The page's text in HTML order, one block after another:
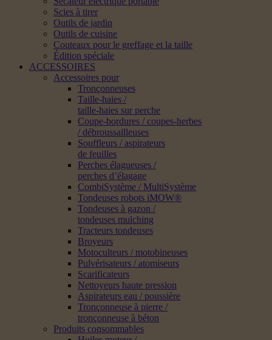
Scies à tirer
Outils de jardin
Outils de cuisine
Couteaux pour le greffage et la taille
Édition spéciale
ACCESSOIRES
Accessoires pour
Tronçonneuses
Taille-haies /
taille-haies sur perche
Coupe-bordures / coupes-herbes
/ débroussailleuses
Souffleurs / aspirateurs
de feuilles
Perches élagueuses /
perches d’élagage
CombiSystème / MultiSystème
Tondeuses robots iMOW®
Tondeuses à gazon /
tondeuses mulching
Tracteurs tondeuses
Broyeurs
Motoculteurs / motobineuses
Pulvérisateurs / atomiseurs
Scarificateurs
Nettoyeurs haute pression
Aspirateurs eau / poussière
Tronçonneuse à pierre /
tronçonneuse à béton
Produits consommables